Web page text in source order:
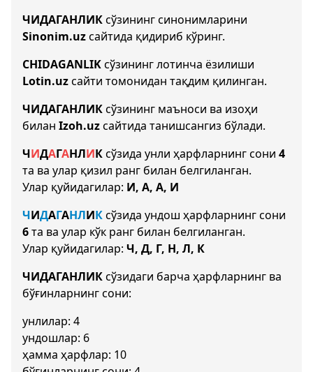
ЧИДАГАНЛИКсўзининг синонимларини
Sinonim.uzсайтида қидириб кўринг.
CHIDAGANLIKсўзининг лотинча ёзилиши
Lotin.uzсайти томонидан тақдим қилинган.
ЧИДАГАНЛИКсўзининг маъноси ва изоҳи
билан Izoh.uzсайтида танишсангиз бўлади.
ЧИДАГАНЛИКсўзида унли ҳарфларнинг сони 4
та ва улар қизил ранг билан белгиланган.
Улар қуйидагилар: И, А, А, И
ЧИДАГАНЛИКсўзида ундош ҳарфларнинг сони
6та ва улар кўк ранг билан белгиланган.
Улар қуйидагилар: Ч, Д, Г, Н, Л, К
ЧИДАГАНЛИКсўзидаги барча ҳарфларнинг ва
бўғинларнинг сони:
унлилар: 4
ундошлар: 6
ҳамма ҳарфлар: 10